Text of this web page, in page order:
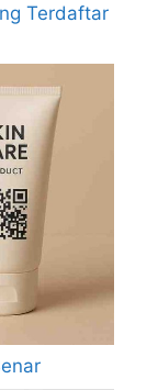
Terdaftar